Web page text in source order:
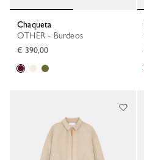
Chaqueta
OTHER - Burdeos
€ 390,00